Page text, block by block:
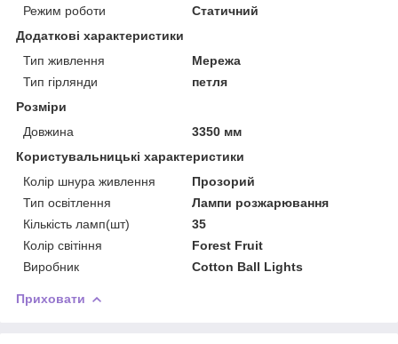
Режим роботи
Статичний
Додаткові характеристики
Тип живлення
Мережа
Тип гірлянди
петля
Розміри
Довжина
3350 мм
Користувальницькі характеристики
Колір шнура живлення
Прозорий
Тип освітлення
Лампи розжарювання
Кількість ламп(шт)
35
Колір світіння
Forest Fruit
Виробник
Cotton Ball Lights
Приховати